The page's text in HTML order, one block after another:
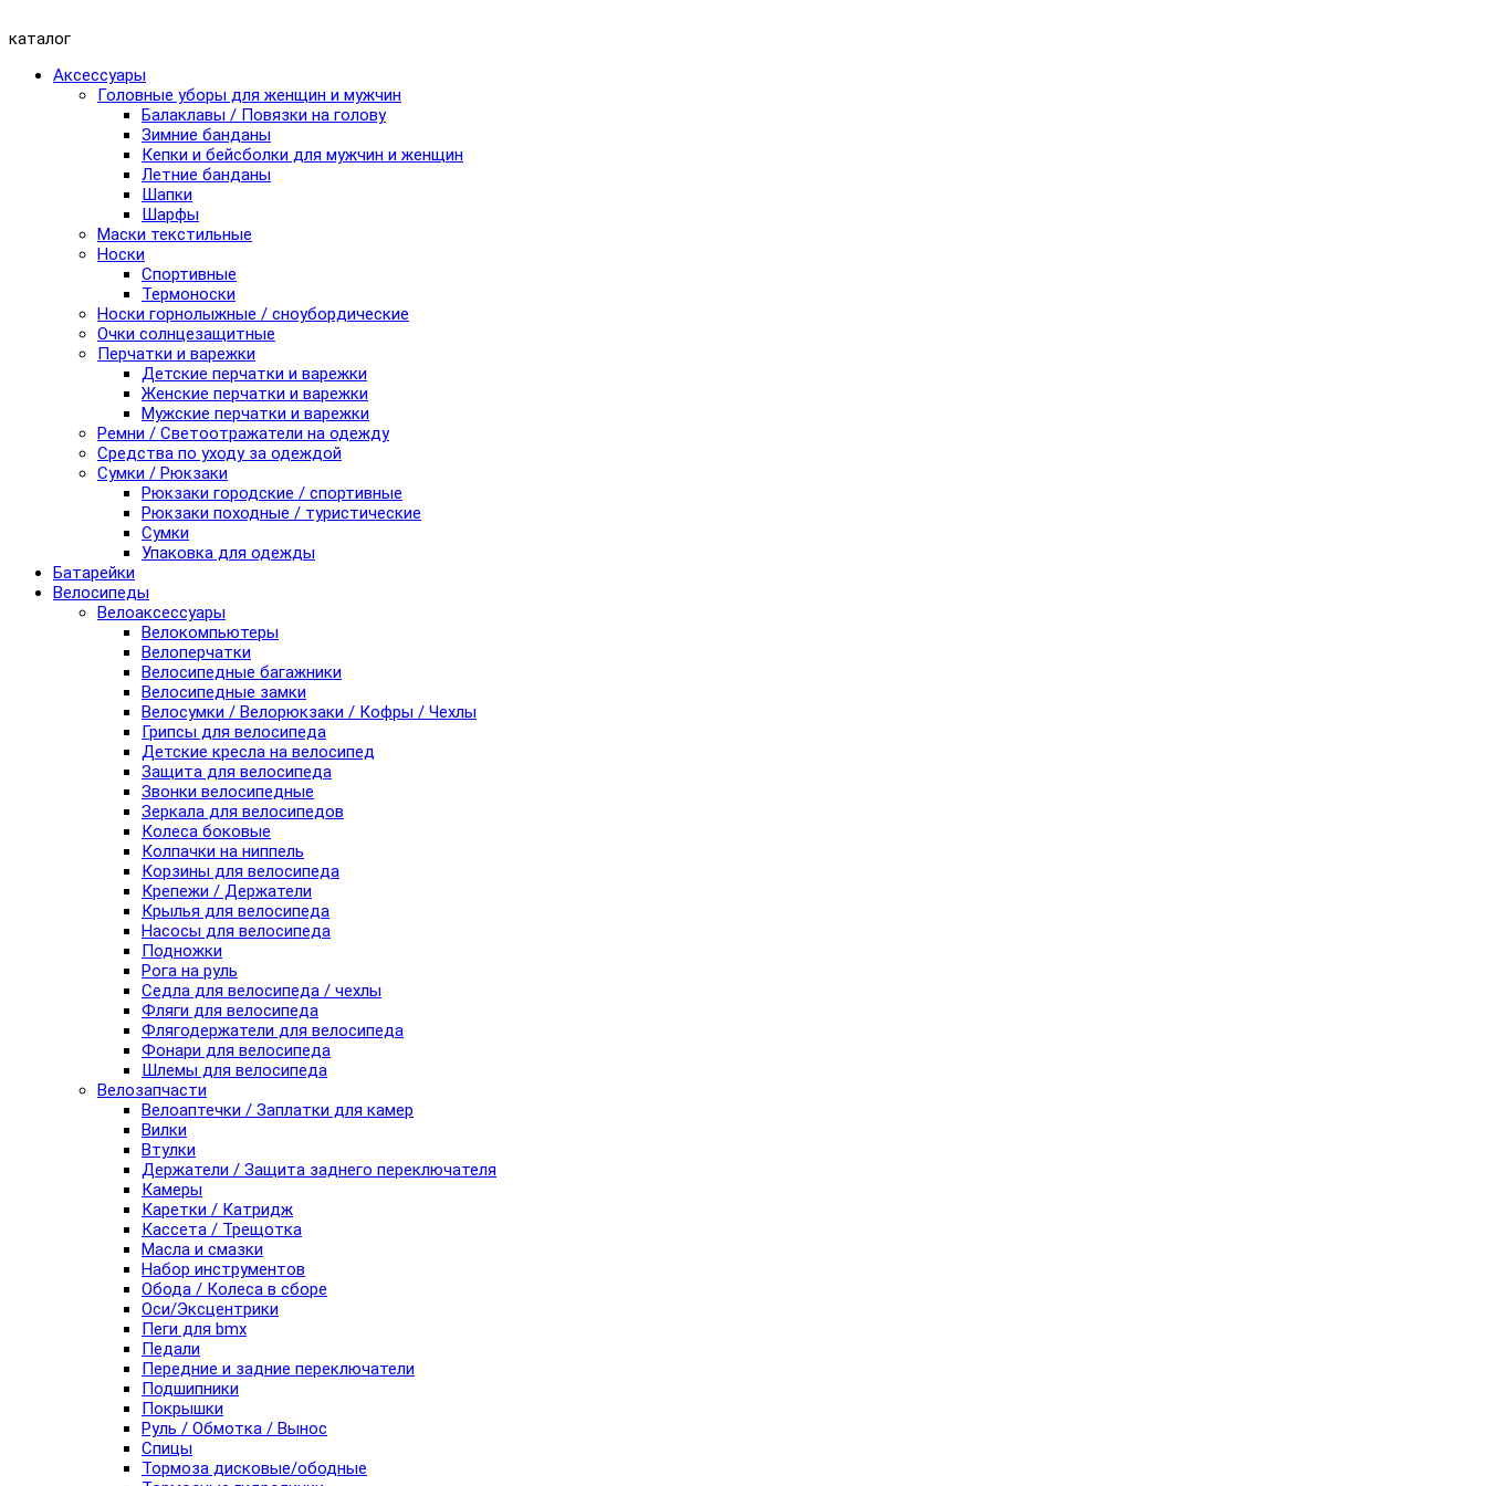
каталог
Аксессуары
Головные уборы для женщин и мужчин
Балаклавы / Повязки на голову
Зимние банданы
Кепки и бейсболки для мужчин и женщин
Летние банданы
Шапки
Шарфы
Маски текстильные
Носки
Спортивные
Термоноски
Носки горнолыжные / сноубордические
Очки солнцезащитные
Перчатки и варежки
Детские перчатки и варежки
Женские перчатки и варежки
Мужские перчатки и варежки
Ремни / Светоотражатели на одежду
Средства по уходу за одеждой
Сумки / Рюкзаки
Рюкзаки городские / спортивные
Рюкзаки походные / туристические
Сумки
Упаковка для одежды
Батарейки
Велосипеды
Велоаксессуары
Велокомпьютеры
Велоперчатки
Велосипедные багажники
Велосипедные замки
Велосумки / Велорюкзаки / Кофры / Чехлы
Грипсы для велосипеда
Детские кресла на велосипед
Защита для велосипеда
Звонки велосипедные
Зеркала для велосипедов
Колеса боковые
Колпачки на ниппель
Корзины для велосипеда
Крепежи / Держатели
Крылья для велосипеда
Насосы для велосипеда
Подножки
Рога на руль
Седла для велосипеда / чехлы
Фляги для велосипеда
Флягодержатели для велосипеда
Фонари для велосипеда
Шлемы для велосипеда
Велозапчасти
Велоаптечки / Заплатки для камер
Вилки
Втулки
Держатели / Защита заднего переключателя
Камеры
Каретки / Катридж
Кассета / Трещотка
Масла и смазки
Набор инструментов
Обода / Колеса в сборе
Оси/Эксцентрики
Пеги для bmx
Педали
Передние и задние переключатели
Подшипники
Покрышки
Руль / Обмотка / Вынос
Спицы
Тормоза дисковые/ободные